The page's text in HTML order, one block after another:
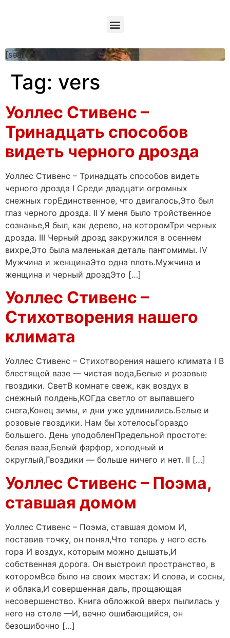
[searchform]
Tag: vers
Уоллес Стивенс –
Тринадцать способов
видеть черного дрозда
Уоллес Стивенс – Тринадцать способов видеть
черного дрозда I Среди двадцати огромных
снежных горЕдинственное, что двигалось,Это был
глаз черного дрозда. II У меня было тройственное
сознанье,Я был, как дерево, на которомТри черных
дрозда. III Черный дрозд закружился в осеннем
вихре,Это была маленькая деталь пантомимы. IV
Мужчина и женщинаЭто одна плоть.Мужчина и
женщина и черный дроздЭто […]
Уоллес Стивенс –
Стихотворения нашего
климата
Уоллес Стивенс – Стихотворения нашего климата I В
блестящей вазе — чистая вода,Белые и розовые
гвоздики. СветВ комнате свеж, как воздух в
снежный полдень,KОГда светло от выпавшего
снега,Конец зимы, и дни уже удлинились.Белые и
розовые гвоздики. Нам бы хотелосьГораздо
большего. День уподобленПредельной простоте:
белая ваза,Белый фарфор, холодный и
округлый,Гвоздики — больше ничего и нет. II […]
Уоллес Стивенс – Поэма,
ставшая домом
Уоллес Стивенс – Поэма, ставшая домом И,
поставив точку, он понял,Что теперь у него есть
гора И воздух, которым можно дышать,И
собственная дорога. Он выстроил пространство, в
которомВсе было на своих местах: И слова, и сосны,
и облака,И совершенная даль, прощающая
несовершенство. Книга обложкой вверх пылилась у
него на столе —И, вечно ошибающийся, он
безошибочно […]